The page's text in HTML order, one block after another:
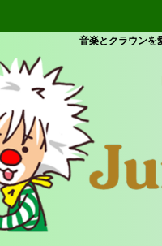
音楽とクラウンを